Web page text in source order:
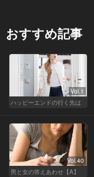
おすすめ記事
Vol.1
ハッピーエンドの行く先は
Vol.40
男と女の答えあわせ【A】